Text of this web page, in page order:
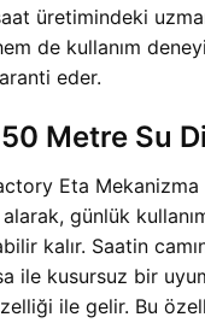
üretimindeki
de kullanım
eder.
Metre Su
Eta
günlük
kalır. Saatin
ile kusursuz bir
ile gelir. Bu